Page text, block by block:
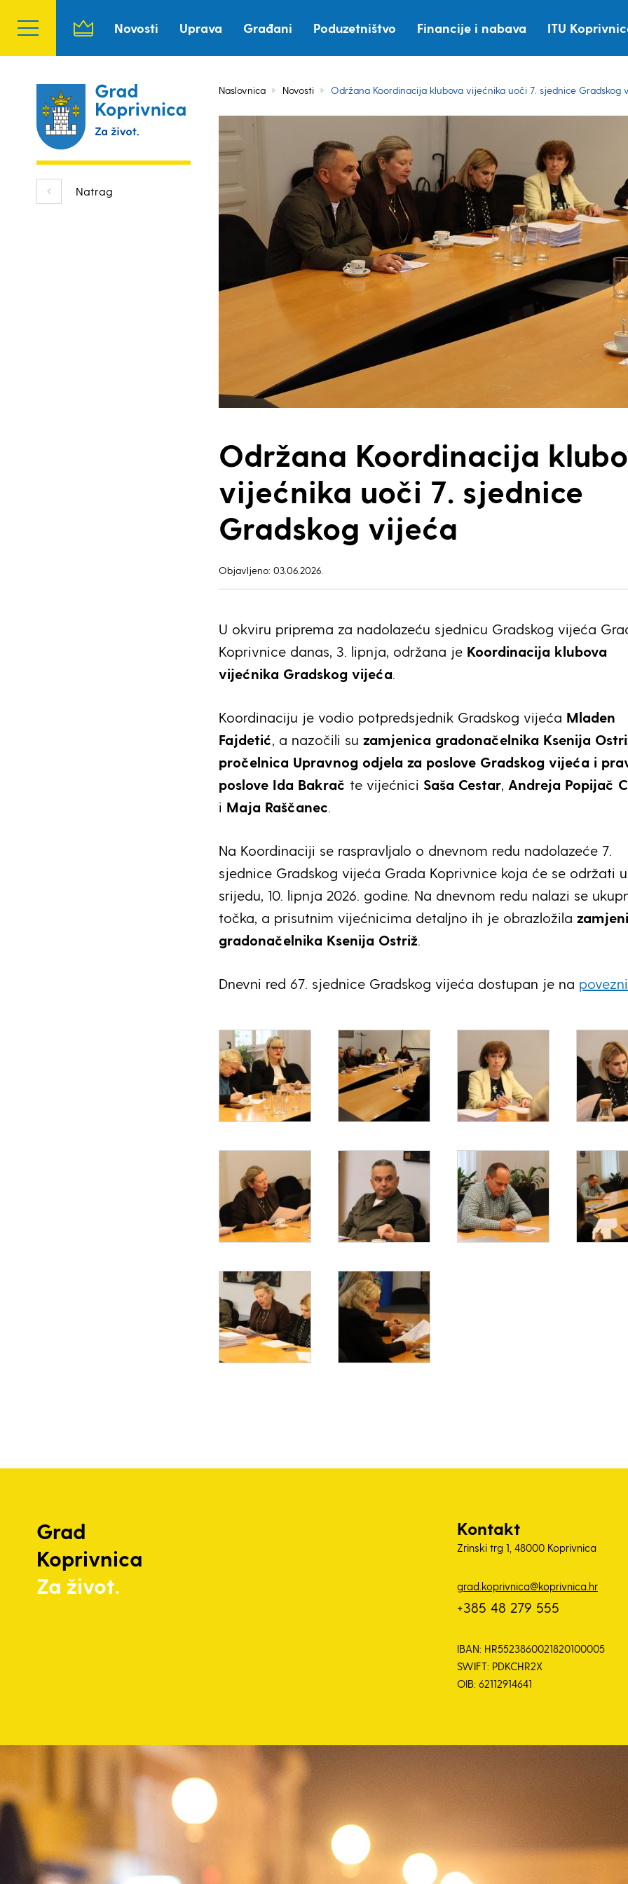
Novosti Uprava Građani Poduzetništvo Financije i nabava ITU
Natrag
Naslovnica Novosti Održana Koordinacija klubova vijećnika uoči 7. sjednice Gradskog
Održana Koordinacija
vijećnika uoči 7. sjednice
Gradskog vijeća
Objavljeno: 03.06.2026.
U okviru priprema za nadolazeću sjednicu Gradskog vijeća
Koprivnice danas, 3. lipnja, održana je Koordinacija klubova
vijećnika Gradskog vijeća.
Koordinaciju je vodio potpredsjednik Gradskog vijeća Mladen
Fajdetić, a nazočili su zamjenica gradonačelnika Ksenija
pročelnica Upravnog odjela za poslove Gradskog vijeća i
poslove Ida Bakrač te vijećnici Saša Cestar, Andreja Popijač
i Maja Raščanec.
Na Koordinaciji se raspravljalo o dnevnom redu nadolazeće 7.
sjednice Gradskog vijeća Grada Koprivnice koja će se održati u
srijedu, 10. lipnja 2026. godine. Na dnevnom redu nalazi se
točka, a prisutnim vijećnicima detaljno ih je obrazložila
gradonačelnika Ksenija Ostriž.
Dnevni red 67. sjednice Gradskog vijeća dostupan je na
Grad
Koprivnica
Za život.
Kontakt
Zrinski trg 1, 48000 Koprivnica
grad.koprivnica@koprivnica.hr
+385 48 279 555
IBAN: HR5523860021820100005
SWIFT: PDKCHR2X
OIB: 62112914641